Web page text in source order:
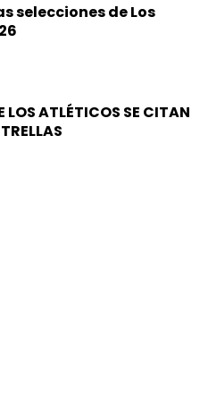
selecciones de Los
ATLÉTICOS SE CITAN